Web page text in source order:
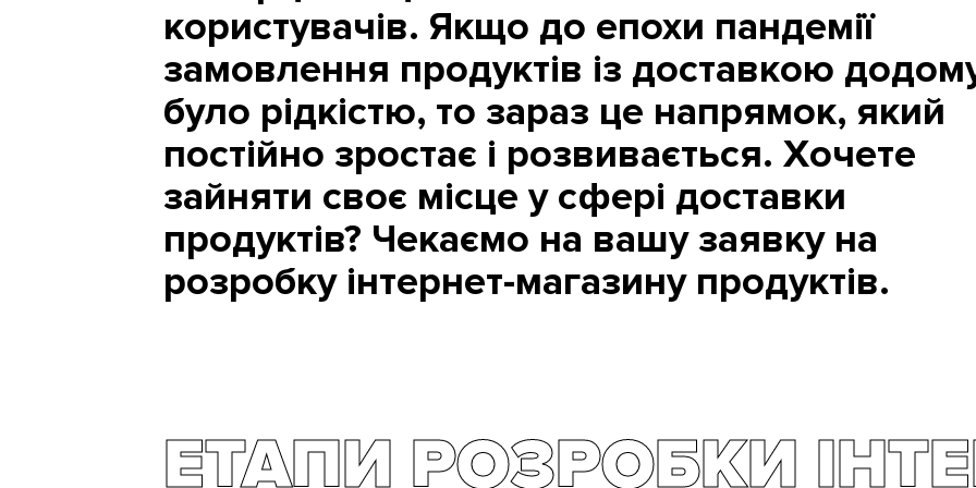
користувачів. Якщо до епохи пандемії
замовлення продуктів із доставкою
було рідкістю, то зараз це напрямок, який
постійно зростає і розвивається. Хочете
зайняти своє місце у сфері доставки
продуктів? Чекаємо на вашу заявку на
розробку інтернет-магазину продуктів.
ЕТАПИ РОЗРОБКИ